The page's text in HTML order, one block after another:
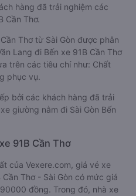
hàng đã trải nghiệm các
Cần Thơ.
Thơ từ Sài Gòn được phân
Lang đi Bến xe 91B Cần Thơ
trên các tiêu chí như: Chất
phục vụ.
bởi các khách hàng đã trải
giường nằm đi Sài Gòn Bến
91B Cần Thơ
của Vexere.com, giá vé xe
Thơ - Sài Gòn có mức giá
đồng. Trong đó, nhà xe